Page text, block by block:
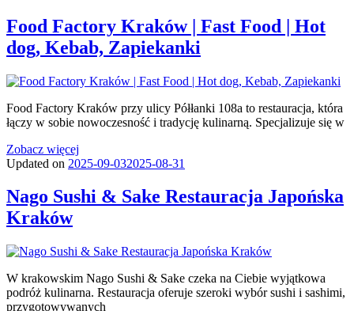
Food Factory Kraków | Fast Food | Hot
dog, Kebab, Zapiekanki
Food Factory Kraków przy ulicy Półłanki 108a to restauracja, która
łączy w sobie nowoczesność i tradycję kulinarną. Specjalizuje się w
Zobacz więcej
Updated on 2025-09-032025-08-31
Nago Sushi & Sake Restauracja Japońska
Kraków
W krakowskim Nago Sushi & Sake czeka na Ciebie wyjątkowa
podróż kulinarna. Restauracja oferuje szeroki wybór sushi i sashimi,
przygotowywanych